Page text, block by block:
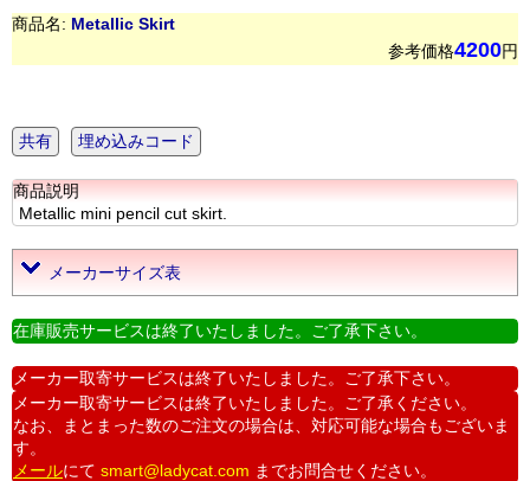
商品名: Metallic Skirt
参考価格4200円
共有 埋め込みコード
商品説明
Metallic mini pencil cut skirt.
メーカーサイズ表
在庫販売サービスは終了いたしました。ご了承下さい。
メーカー取寄サービスは終了いたしました。ご了承下さい。
メーカー取寄サービスは終了いたしました。ご了承ください。
なお、まとまった数のご注文の場合は、対応可能な場合もございま
す。
メールにて smart@ladycat.com までお問合せください。